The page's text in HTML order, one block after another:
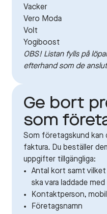
Vacker
Vero Moda
Volt
Yogiboost
OBS! Listan fylls på
efterhand som de
Ge bort
som
Som företagskund
faktura. Du beställer
uppgifter tillgängliga:
Antal kort samt
ska vara laddade med
Kontaktperson,
Företagsnamn